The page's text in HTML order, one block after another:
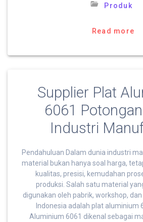
Produk
Read more
Supplier Plat
6061
Industri
Pendahuluan Dalam dunia industri
material bukan hanya soal harga,
kualitas, presisi, kemudahan
produksi. Salah satu material
digunakan oleh pabrik, workshop,
Indonesia adalah plat aluminium
Aluminium 6061 dikenal sebagai